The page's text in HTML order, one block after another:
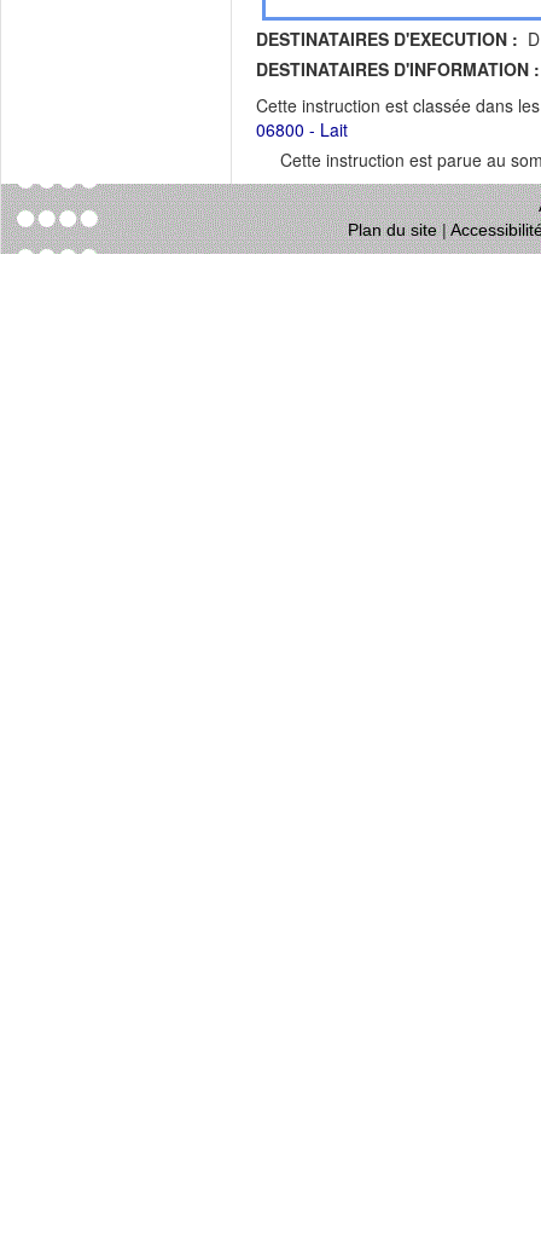
DESTINATAIRES D'EXECUTION :
DESTINATAIRES D'INFORMATION :
Cette instruction est classée dans
06800 - Lait
Cette instruction est parue au
Plan du site|